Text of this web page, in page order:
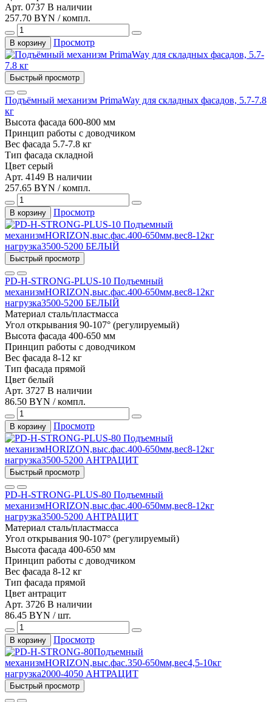
Арт. 0737 В наличии
257.70 BYN / компл.
В корзину Просмотр
Быстрый просмотр
Подъёмный механизм PrimaWay для складных фасадов, 5.7-7.8
кг
Высота фасада 600-800 мм
Принцип работы с доводчиком
Вес фасада 5.7-7.8 кг
Тип фасада складной
Цвет серый
Арт. 4149 В наличии
257.65 BYN / компл.
В корзину Просмотр
Быстрый просмотр
PD-H-STRONG-PLUS-10 Подъемный
механизмHORIZON,выс.фас.400-650мм,вес8-12кг
нагрузка3500-5200 БЕЛЫЙ
Материал сталь/пластмасса
Угол открывания 90-107° (регулируемый)
Высота фасада 400-650 мм
Принцип работы с доводчиком
Вес фасада 8-12 кг
Тип фасада прямой
Цвет белый
Арт. 3727 В наличии
86.50 BYN / компл.
В корзину Просмотр
Быстрый просмотр
PD-H-STRONG-PLUS-80 Подъемный
механизмHORIZON,выс.фас.400-650мм,вес8-12кг
нагрузка3500-5200 АНТРАЦИТ
Материал сталь/пластмасса
Угол открывания 90-107° (регулируемый)
Высота фасада 400-650 мм
Принцип работы с доводчиком
Вес фасада 8-12 кг
Тип фасада прямой
Цвет антрацит
Арт. 3726 В наличии
86.45 BYN / шт.
В корзину Просмотр
Быстрый просмотр